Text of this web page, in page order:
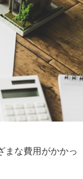
まな費用がかかっ